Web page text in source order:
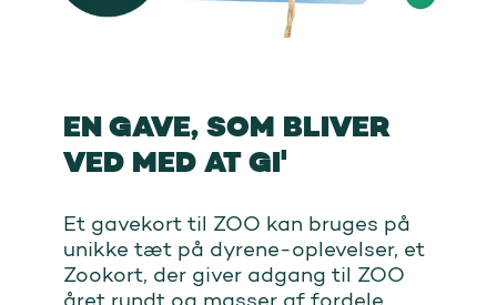
EN GAVE, SOM BLIVER
VED MED AT GI'
Et gavekort til ZOO kan bruges på
unikke tæt på dyrene-oplevelser, et
Zookort, der giver adgang til ZOO